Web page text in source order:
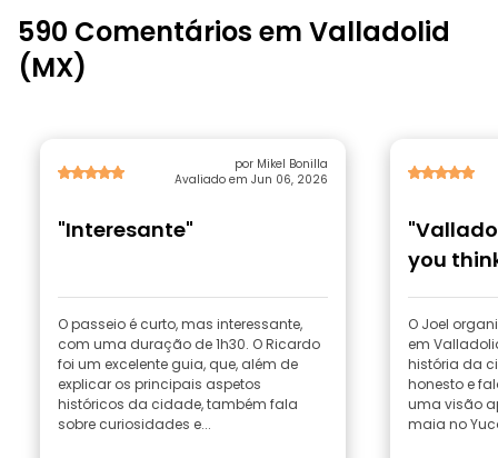
590 Comentários em Valladolid
(MX)
por Mikel Bonilla
Avaliado em Jun 06, 2026
"Interesante"
O passeio é curto, mas interessante,
com uma duração de 1h30. O Ricardo
foi um excelente guia, que, além de
explicar os principais aspetos
históricos da cidade, também fala
sobre curiosidades e...
you
O Joel
em
história da
honesto e
uma visão